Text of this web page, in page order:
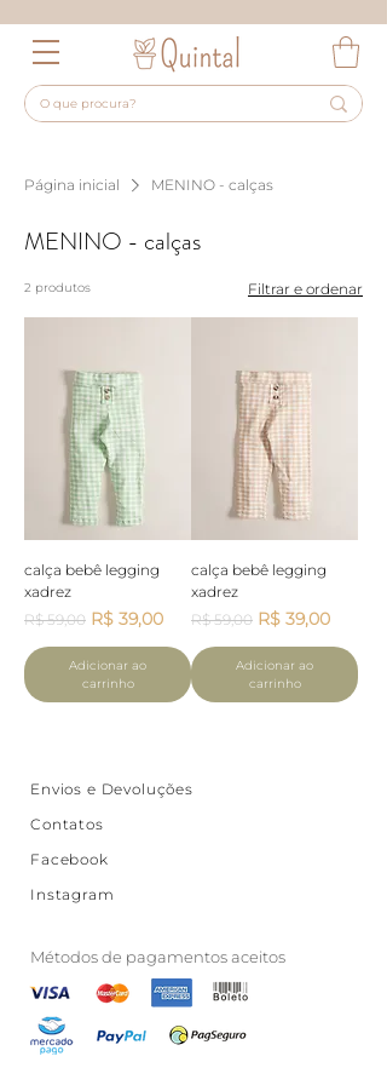
Página inicial MENINO - calças
MENINO - calças
2 produtos Filtrar e ordenar
calça bebê legging
xadrez
Preço normal
R$ 59,00 Preço promocional
R$ 39,00
Adicionar ao
carrinho
calça bebê legging
xadrez
Preço normal
R$ 59,00 Preço
R$ 39,00
Adicionar ao
carrinho
Envios e Devoluções
Contatos
Facebook
Instagram
Métodos de pagamentos aceitos